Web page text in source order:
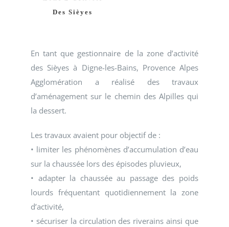
Des Sièyes
En tant que gestionnaire de la zone d’activité
des Sièyes à Digne-les-Bains, Provence Alpes
Agglomération a réalisé des travaux
d’aménagement sur le chemin des Alpilles qui
la dessert.
Les travaux avaient pour objectif de :
• limiter les phénomènes d’accumulation d’eau
sur la chaussée lors des épisodes pluvieux,
• adapter la chaussée au passage des poids
lourds fréquentant quotidiennement la zone
d’activité,
• sécuriser la circulation des riverains ainsi que